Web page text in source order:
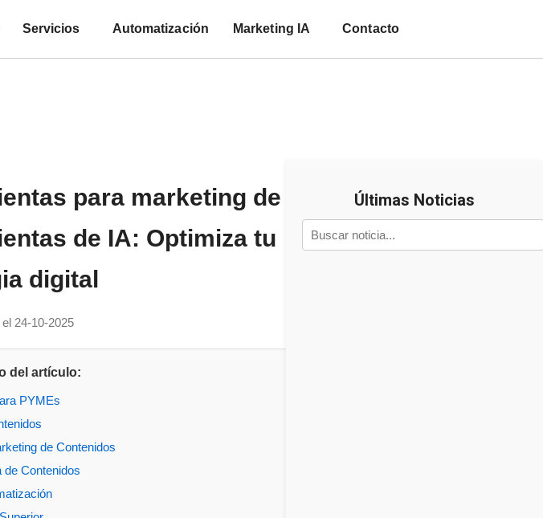
Últimas Noticias
Servicios Automatización Marketing IA Contacto
para marketing de
de IA: Optimiza tu
digital
24-10-2025
del artículo:
PYMEs
de Contenidos
Contenidos